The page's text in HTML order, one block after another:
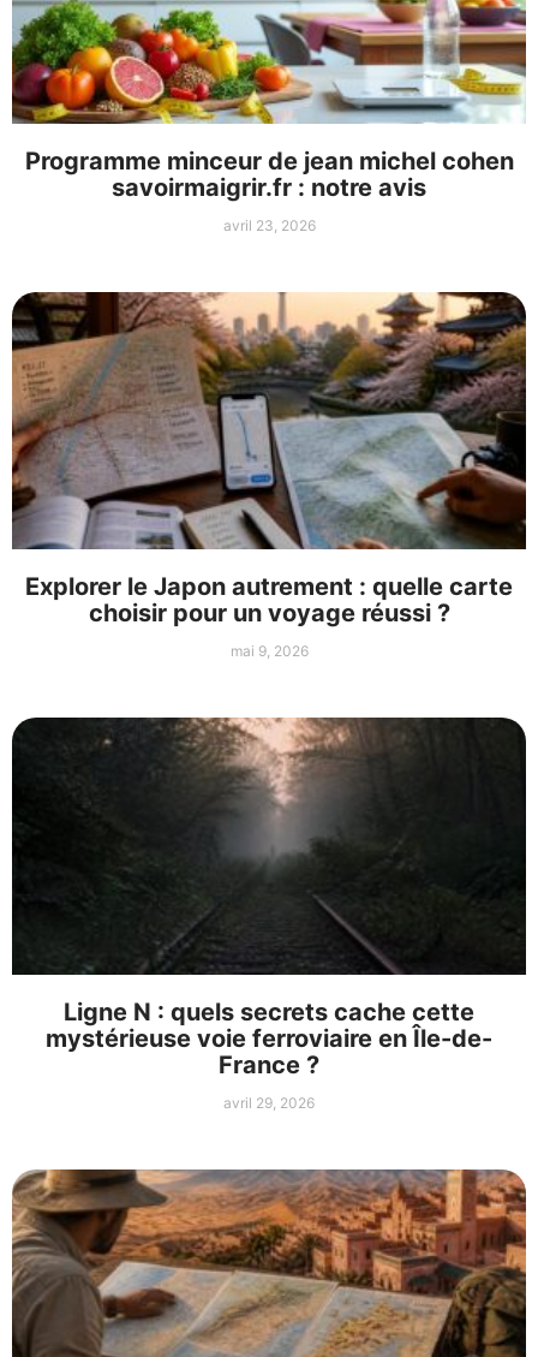
Programme minceur de jean michel cohen
savoirmaigrir.fr : notre avis
avril 23, 2026
Explorer le Japon autrement : quelle carte
choisir pour un voyage réussi ?
mai 9, 2026
Ligne N : quels secrets cache cette
mystérieuse voie ferroviaire en Île-de-
France ?
avril 29, 2026